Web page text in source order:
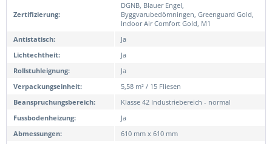
Zertifizierung:
DGNB, Blauer Engel,
Byggvarubedömningen, Greenguard Gold,
Indoor Air Comfort Gold, M1
Antistatisch:
Ja
Lichtechtheit:
Ja
Rollstuhleignung:
Ja
Verpackungseinheit:
5,58 m² / 15 Fliesen
Beanspruchungsbereich:
Klasse 42 Industriebereich - normal
Fussbodenheizung:
Ja
Abmessungen:
610 mm x 610 mm